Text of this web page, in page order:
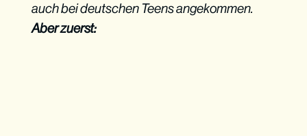
auch bei deutschen Teens angekommen.
Aber zuerst: